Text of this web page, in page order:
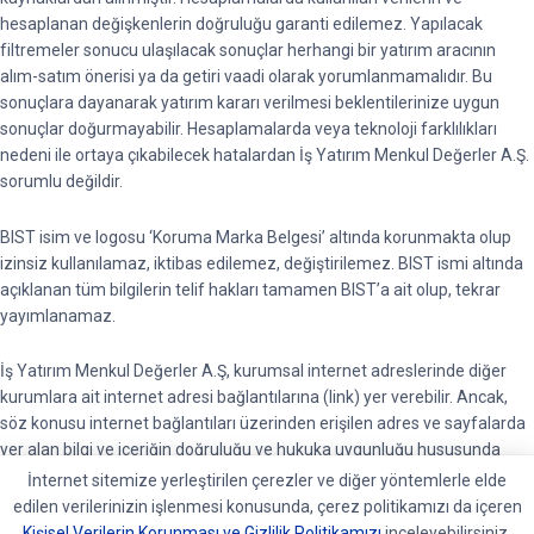
hesaplanan değişkenlerin doğruluğu garanti edilemez. Yapılacak
filtremeler sonucu ulaşılacak sonuçlar herhangi bir yatırım aracının
alım-satım önerisi ya da getiri vaadi olarak yorumlanmamalıdır. Bu
sonuçlara dayanarak yatırım kararı verilmesi beklentilerinize uygun
sonuçlar doğurmayabilir. Hesaplamalarda veya teknoloji farklılıkları
nedeni ile ortaya çıkabilecek hatalardan İş Yatırım Menkul Değerler A.Ş.
sorumlu değildir.
BIST isim ve logosu ‘Koruma Marka Belgesi’ altında korunmakta olup
izinsiz kullanılamaz, iktibas edilemez, değiştirilemez. BIST ismi altında
açıklanan tüm bilgilerin telif hakları tamamen BIST’a ait olup, tekrar
yayımlanamaz.
İş Yatırım Menkul Değerler A.Ş, kurumsal internet adreslerinde diğer
kurumlara ait internet adresi bağlantılarına (link) yer verebilir. Ancak,
söz konusu internet bağlantıları üzerinden erişilen adres ve sayfalarda
yer alan bilgi ve içeriğin doğruluğu ve hukuka uygunluğu hususunda
garanti vermemektedir ve sorumluluk kabul etmemektedir.
İnternet sitemize yerleştirilen çerezler ve diğer yöntemlerle elde
edilen verilerinizin işlenmesi konusunda, çerez politikamızı da içeren